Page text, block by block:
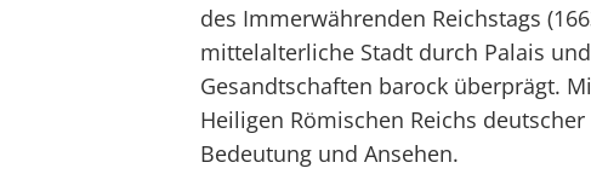
des Immerwährenden Reichstags
mittelalterliche Stadt durch Palais
Gesandtschaften barock überprägt.
Heiligen Römischen Reichs
Bedeutung und Ansehen.